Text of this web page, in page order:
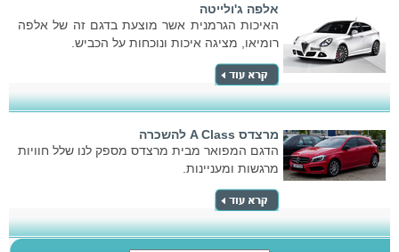
אלפה ג'ולייטה
האיכות הגרמנית אשר מוצעת בדגם זה של אלפה
רומיאו, מציגה איכות ונוכחות על הכביש.
מרצדס A Class להשכרה
הדגם המפואר מבית מרצדס מספק לנו שלל חוויות
מרגשות ומעניינות.